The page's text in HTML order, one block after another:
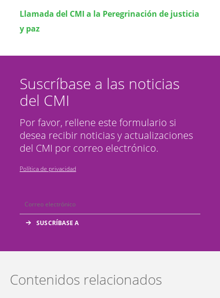
Llamada del CMI a la Peregrinación de justicia
y paz
Suscríbase a las noticias
del CMI
Por favor, rellene este formulario si
desea recibir noticias y actualizaciones
del CMI por correo electrónico.
Política de privacidad
Contenidos relacionados